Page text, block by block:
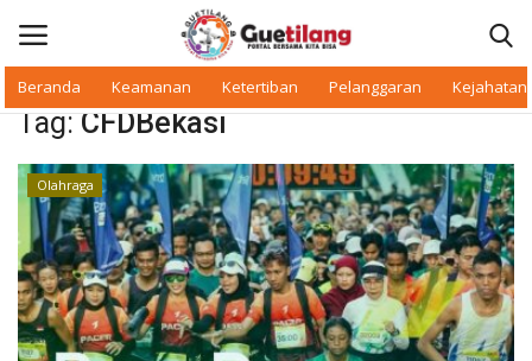
Beranda Keamanan Ketertiban Pelanggaran Kejahatan
Masuk
Beranda
Daerah
Makan Bergizi
Tag: CFDBekasi
Olahraga